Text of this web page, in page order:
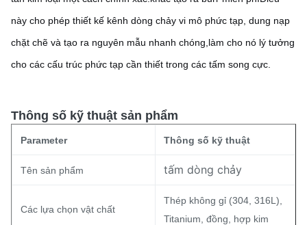
này cho phép thiết kế kênh dòng chảy vi mô phức tạp, dung nạp
chặt chẽ và tạo ra nguyên mẫu nhanh chóng,làm cho nó lý tưởng
cho các cấu trúc phức tạp cần thiết trong các tấm song cực.
Thông số kỹ thuật sản phẩm
Parameter Thông số kỹ thuật
Tên sản phẩm tấm dòng chảy
Các lựa chọn vật chất
Thép không gỉ (304, 316L),
Titanium, đồng, hợp kim